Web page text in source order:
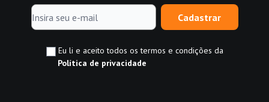
Cadastrar
Eu li e aceito todos os termos e condições da
Política de privacidade